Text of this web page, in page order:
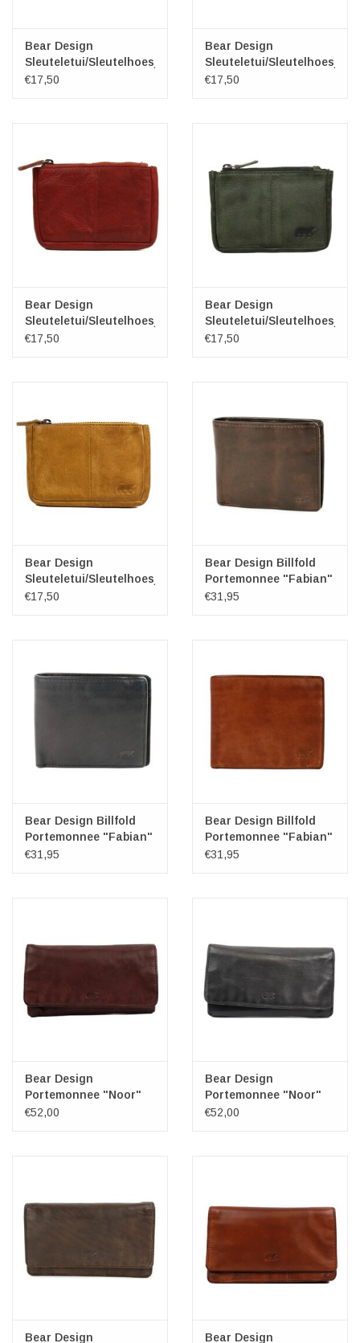
Bear Design
Sleuteletui/Sleutelhoesje
"Lyla" cognac
€17,50
Bear Design
Sleuteletui/Sleutelhoesje
"Lyla" zwart
€17,50
Bear Design
Sleuteletui/Sleutelhoesje
"Lyla" rood
€17,50
Bear Design
Sleuteletui/Sleutelhoesje
"Lyla" groen
€17,50
Bear Design
Sleuteletui/Sleutelhoesje
"Lyla" geel
€17,50
Bear Design Billfold
Portemonnee "Fabian"
bruin
€31,95
Bear Design Billfold
Portemonnee "Fabian"
zwart
€31,95
Bear Design Billfold
Portemonnee "Fabian"
cognac
€31,95
Bear Design
Portemonnee "Noor"
bordeaux
€52,00
Bear Design
Portemonnee "Noor"
zwart
€52,00
Bear Design
Bear Design